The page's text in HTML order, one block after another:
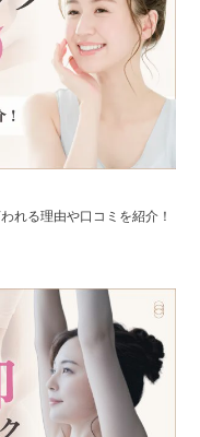
れる理由や口コミを紹介！